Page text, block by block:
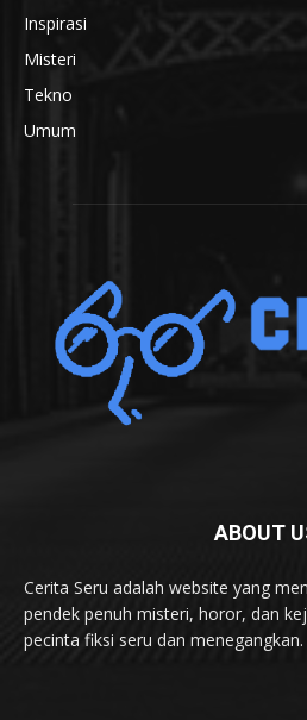
Inspirasi
Misteri
Tekno
Umum
ABOUT
Cerita Seru adalah website yang
pendek penuh misteri, horor, dan
pecinta fiksi seru dan menegangkan.